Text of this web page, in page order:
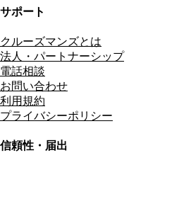
サポート
クルーズマンズとは
法人・パートナーシップ
電話相談
お問い合わせ
利用規約
プライバシーポリシー
信頼性・届出